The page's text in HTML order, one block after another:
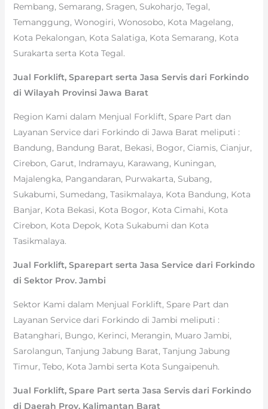
Rembang, Semarang, Sragen, Sukoharjo, Tegal,
Temanggung, Wonogiri, Wonosobo, Kota Magelang,
Kota Pekalongan, Kota Salatiga, Kota Semarang, Kota
Surakarta serta Kota Tegal.
Jual Forklift, Sparepart serta Jasa Servis dari Forkindo
di Wilayah Provinsi Jawa Barat
Region Kami dalam Menjual Forklift, Spare Part dan
Layanan Service dari Forkindo di Jawa Barat meliputi :
Bandung, Bandung Barat, Bekasi, Bogor, Ciamis, Cianjur,
Cirebon, Garut, Indramayu, Karawang, Kuningan,
Majalengka, Pangandaran, Purwakarta, Subang,
Sukabumi, Sumedang, Tasikmalaya, Kota Bandung, Kota
Banjar, Kota Bekasi, Kota Bogor, Kota Cimahi, Kota
Cirebon, Kota Depok, Kota Sukabumi dan Kota
Tasikmalaya.
Jual Forklift, Sparepart serta Jasa Service dari Forkindo
di Sektor Prov. Jambi
Sektor Kami dalam Menjual Forklift, Spare Part dan
Layanan Service dari Forkindo di Jambi meliputi :
Batanghari, Bungo, Kerinci, Merangin, Muaro Jambi,
Sarolangun, Tanjung Jabung Barat, Tanjung Jabung
Timur, Tebo, Kota Jambi serta Kota Sungaipenuh.
Jual Forklift, Spare Part serta Jasa Servis dari Forkindo
di Daerah Prov. Kalimantan Barat